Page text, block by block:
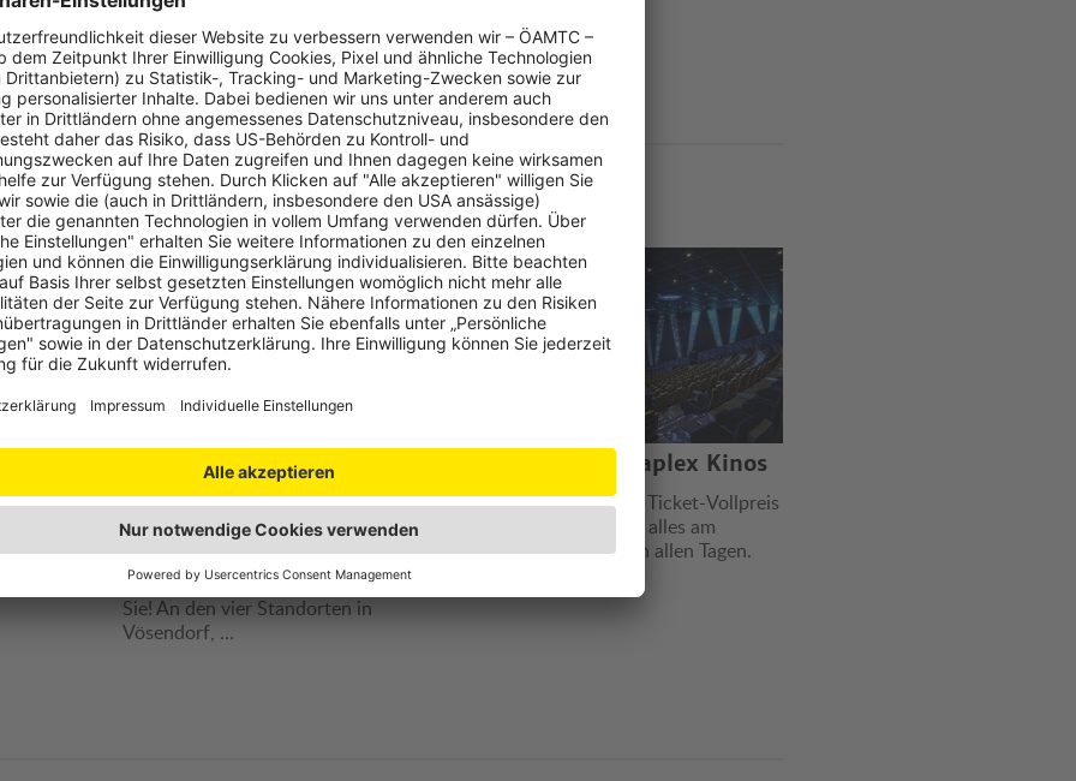
das
10%
Jumpin Prater, Jumpin
Warrior, Playworld Wien &
Playworld Spielberg
Die coolsten Action- und Freizeit
Locations Österreichs warten auf
Sie! An den vier Standorten in
Vösendorf, …
Bis 20%
Hollywood Megaplex Kinos
20 % Rabatt auf den Ticket-Vollpreis
und 10 % Rabatt auf alles am
Kinobuffet. Gültig an allen Tagen.